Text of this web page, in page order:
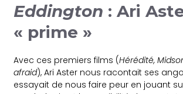
Eddington : Ari
« prime »
Avec ces premiers films (Hérédité,
afraid), Ari Aster nous racontait ses
essayait de nous faire peur en jouant